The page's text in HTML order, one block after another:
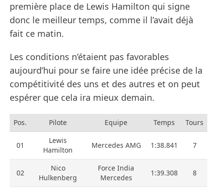
première place de Lewis Hamilton qui signe
donc le meilleur temps, comme il l’avait déjà
fait ce matin.
Les conditions n’étaient pas favorables
aujourd’hui pour se faire une idée précise de la
compétitivité des uns et des autres et on peut
espérer que cela ira mieux demain.
Pos. Pilote Equipe Temps Tours
01
Lewis
Hamilton
Mercedes AMG 1:38.841 7
02
Nico
Hulkenberg
Force India
Mercedes
1:39.308 8